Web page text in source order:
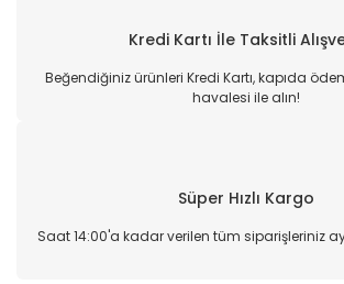
Kredi Kartı İle Taksitli
Beğendiğiniz ürünleri Kredi Kartı, kapıda
havalesi ile alın!
Süper Hızlı Kargo
Saat 14:00'a kadar verilen tüm siparişleriniz